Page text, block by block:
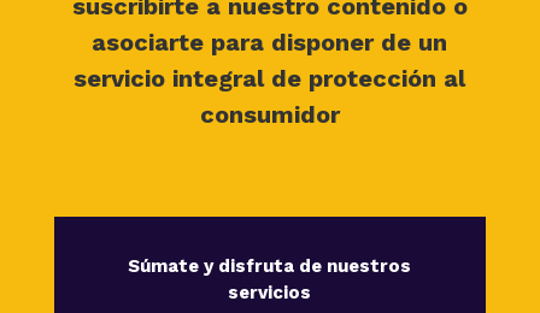
suscribirte a nuestro contenido o
asociarte para disponer de un
servicio integral de protección al
consumidor
Súmate y disfruta de nuestros
servicios